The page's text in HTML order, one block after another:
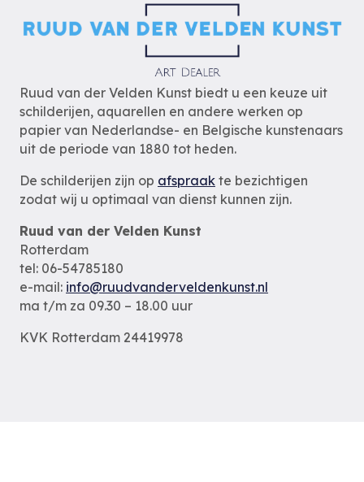
Ruud van der Velden Kunst biedt u een keuze uit
schilderijen, aquarellen en andere werken op
papier van Nederlandse- en Belgische kunstenaars
uit de periode van 1880 tot heden.
De schilderijen zijn op afspraak te bezichtigen
zodat wij u optimaal van dienst kunnen zijn.
Ruud van der Velden Kunst
Rotterdam
tel: 06-54785180
e-mail: info@ruudvanderveldenkunst.nl
ma t/m za 09.30 – 18.00 uur
KVK Rotterdam 24419978